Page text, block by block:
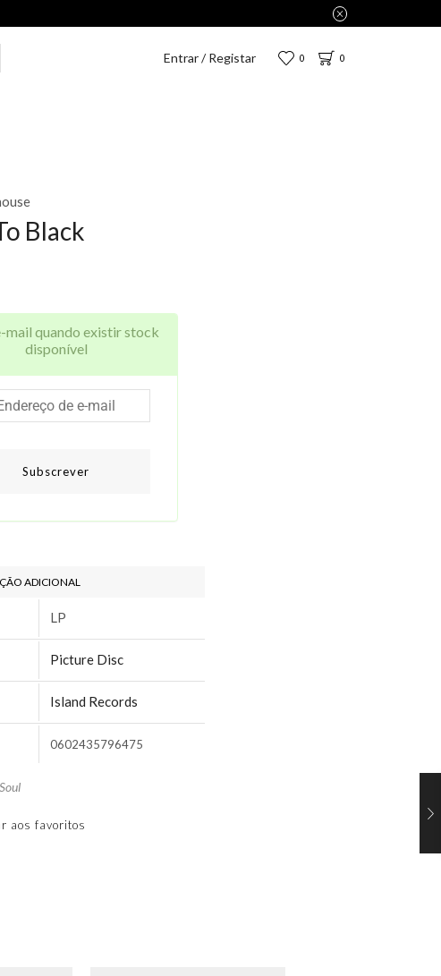
Entrar / Registar 0 0
Black
mail quando existir stock
disponível
Subscrever
ADICIONAL
LP
Picture Disc
Island Records
0602435796475
Soul
aos favoritos